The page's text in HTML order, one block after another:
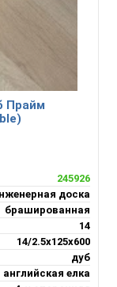
Прайм
245926
доска
брашированная
14
14/2.5х125х600
дуб
английская елка